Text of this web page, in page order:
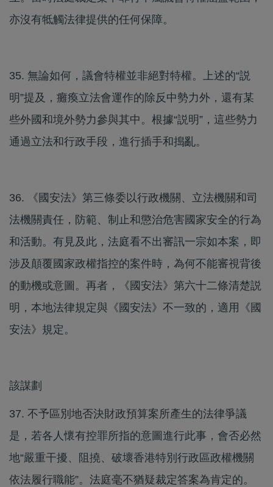
亦沒有牴觸法律提供的任何保障。
35. 無論如何，議會特權並非絕對特權。上述的“説
明”提及，癱瘓立法會運作的除反中勢力外，還有某
些外國和境外勢力參與其中。根據“説明”，這些勢力
通過立法和行政手段，進行插手和搗亂。
36. 《國安法》第三條委以行政機關、立法機關和司
法機關責任，防範、制止和懲治危害國家安全的行為
和活動。有見及此，法庭看不出審訊一宗如本案，即
涉及顛覆國家政權指控的案件時，為何不能審視背後
的動機或意圖。再者，《國安法》第六十二條清楚説
明，本地法律規定與《國安法》不一致的，適用《國
安法》規定。
該謀劃
37. 不予區別地否決財政預算案所產生的法律爭議
是，若各人懷有控罪所指的意圖進行此事，會否必然
地“嚴重干擾、阻撓、破壞香港特別行政區政權機關
依法履行職能”。法庭毫不猶疑裁定答案為肯定的。